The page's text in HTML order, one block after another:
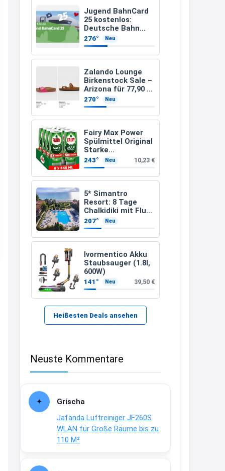
Jugend BahnCard
25 kostenlos:
Deutsche Bahn
verschenkt
BahnCard an
Kinder und
Jugendliche
276° Neu
Zalando Lounge
Birkenstock Sale –
Arizona für 77,90 €
statt 120 €
270° Neu
Fairy Max Power
Spülmittel Original
Starke
Fettlösekraft
(8x545ml)
243° Neu 10,23 €
5* Simantro
Resort: 8 Tage
Chalkidiki mit Flug
& Frühstück für
389 €
207° Neu
Ivormentico Akku
Staubsauger (1.8l,
600W)
141° Neu 39,50 €
Heißesten Deals ansehen
Neuste Kommentare
Grischa
Jafända Luftreiniger JF260S
WLAN für Große Räume bis zu
110 M²
müsste schon stornieren und
nochmal bestellen, da man
Rabattcodes oder auch
Warenkorb oder an der Kasse
VOR dem Kauf einlösen kann.
17:06
↩
Och siche den Gutschein
fürmeggelebaguetts
Kerstin
Meggle bagett Gutschein code
21:37
Kerstin
Bei EDEKA
↩
29.07www.haribo.com/de-
↩
Joachim
Ab diesem Jahr gibt es keine
Fielmann-Blinkis mehr / wurde